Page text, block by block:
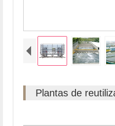
Plantas de